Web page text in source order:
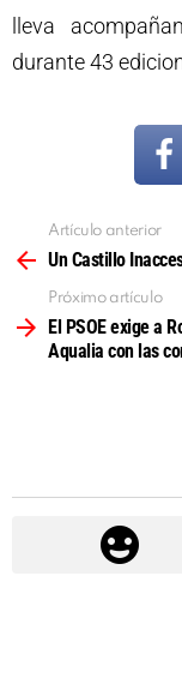
lleva
durante 43
más
Artículo anterior
Un Castillo
Próximo artículo
El PSOE exige a
Aqualia con las